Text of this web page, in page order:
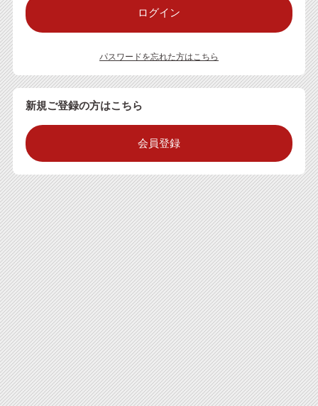
パスワードを忘れた方はこちら
新規ご登録の方はこちら
会員登録